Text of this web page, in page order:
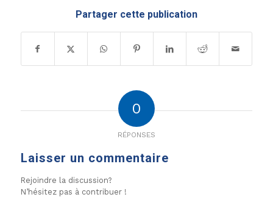
Partager cette publication
0
RÉPONSES
Laisser un commentaire
Rejoindre la discussion?
N’hésitez pas à contribuer !